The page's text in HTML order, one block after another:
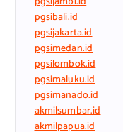
pgsibali.id
pgsijakarta.id
pgsimedan.id
pgsilombok.id
pgsimaluku.id
pgsimanado.id
akmilsumbar.id
akmilpapua.id